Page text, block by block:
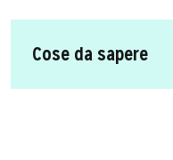
Cose da sapere